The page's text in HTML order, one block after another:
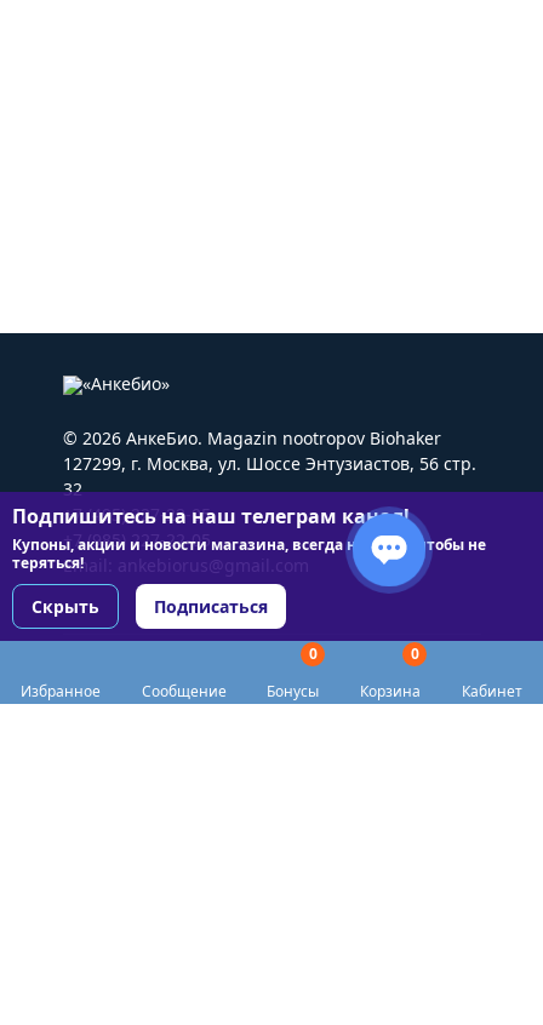
Избранное Сообщение
0
Бонусы
0
Корзина
Кабинет
© 2026 АнкеБио. Magazin nootropov Biohaker
127299, г. Москва, ул. Шоссе Энтузиастов, 56 стр.
32
+7 (495) 227-22-05
+7 (985) 227-22-05
Email: ankebiorus@gmail.com
Подпишитесь на наш телеграм канал!
Купоны, акции и новости магазина, всегда на связи чтобы не
теряться!
Скрыть Подписаться